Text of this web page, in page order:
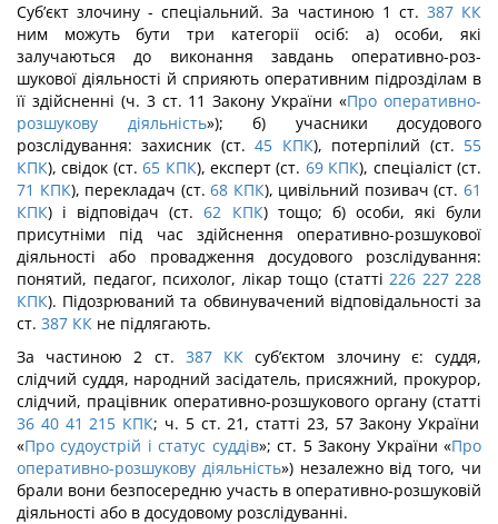
Суб’єкт злочину - спеціальний. За частиною 1 ст. 387 КК
ним можуть бути три категорії осіб: а) особи, які
залучаються до виконання завдань оперативно-роз-
шукової діяльності й сприяють оперативним підрозділам в
її здійсненні (ч. 3 ст. 11 Закону України «Про оперативно-
розшукову діяльність»); б) учасники досудового
розслідування: захисник (ст. 45 КПК), потерпілий (ст. 55
КПК), свідок (ст. 65 КПК), експерт (ст. 69 КПК), спеціаліст (ст.
71 КПК), перекладач (ст. 68 КПК), цивільний по­зивач (ст. 61
КПК) і відповідач (ст. 62 КПК) тощо; б) особи, які були
присутніми під час здійснення оперативно-розшукової
діяльності або провадження досудового роз­слідування:
понятий, педагог, психолог, лікар тощо (статті 226 227 228
КПК). Підо­зрюваний та обвинувачений відповідальності за
ст. 387 КК не підлягають.
За частиною 2 ст. 387 КК суб’єктом злочину є: суддя,
слідчий суддя, народний засідатель, присяжний, прокурор,
слідчий, працівник оперативно-розшукового органу (статті
36 40 41 215 КПК; ч. 5 ст. 21, статті 23, 57 Закону України
«Про судоустрій і статус суддів»; ст. 5 Закону України «Про
оперативно-розшукову діяльність») неза­лежно від того, чи
брали вони безпосередню участь в оперативно-розшуковій
діяль­ності або в досудовому розслідуванні.